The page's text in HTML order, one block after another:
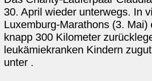
30. April wieder unterwegs. In
Luxemburg-Marathons (3.
knapp 300 Kilometer
leukämiekranken Kindern
unter .